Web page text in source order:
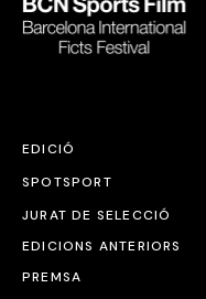
EDICIÓ
SPOTSPORT
JURAT DE SELECCIÓ
EDICIONS ANTERIORS
PREMSA